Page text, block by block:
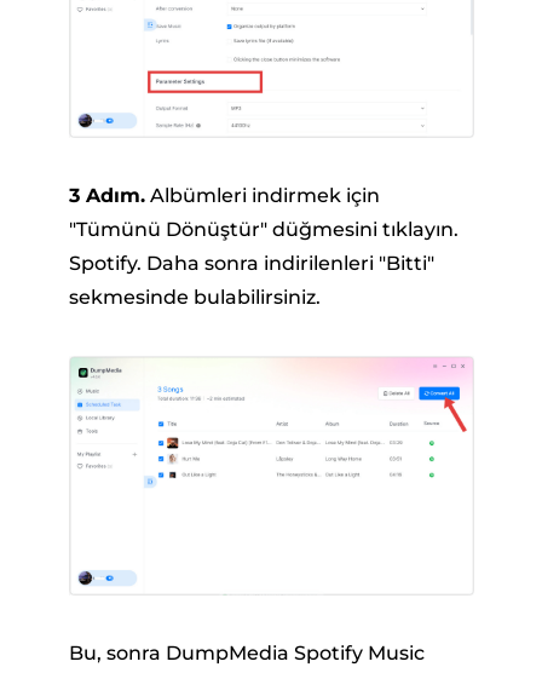
3 Adım.Albümleri indirmek için
"Tümünü Dönüştür" düğmesini tıklayın.
Spotify. Daha sonra indirilenleri "Bitti"
sekmesinde bulabilirsiniz.
Bu, sonra DumpMedia Spotify Music